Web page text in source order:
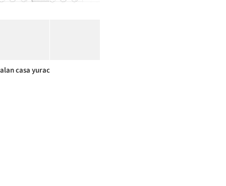
alan casa yurac